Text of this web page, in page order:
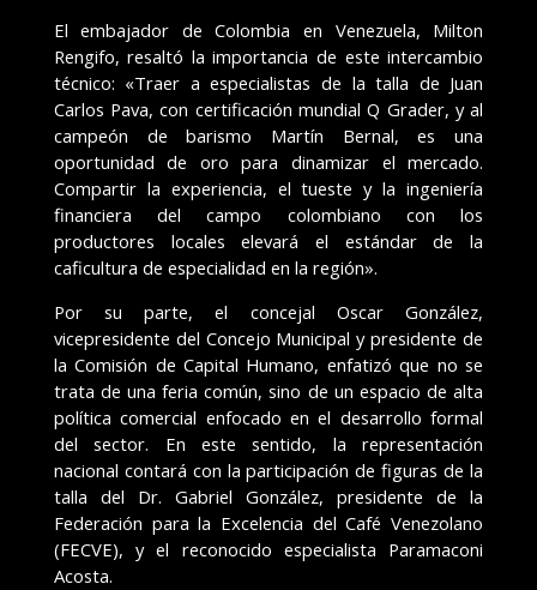
El embajador de Colombia en Venezuela, Milton
Rengifo, resaltó la importancia de este intercambio
técnico: «Traer a especialistas de la talla de Juan
Carlos Pava, con certificación mundial Q Grader, y al
campeón de barismo Martín Bernal, es una
oportunidad de oro para dinamizar el mercado.
Compartir la experiencia, el tueste y la ingeniería
financiera del campo colombiano con los
productores locales elevará el estándar de la
caficultura de especialidad en la región».
Por su parte, el concejal Oscar González,
vicepresidente del Concejo Municipal y presidente de
la Comisión de Capital Humano, enfatizó que no se
trata de una feria común, sino de un espacio de alta
política comercial enfocado en el desarrollo formal
del sector. En este sentido, la representación
nacional contará con la participación de figuras de la
talla del Dr. Gabriel González, presidente de la
Federación para la Excelencia del Café Venezolano
(FECVE), y el reconocido especialista Paramaconi
Acosta.